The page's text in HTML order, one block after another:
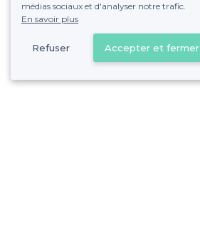
médias sociaux et d'analyser notre trafic.
En savoir plus
Refuser Accepter et fermer